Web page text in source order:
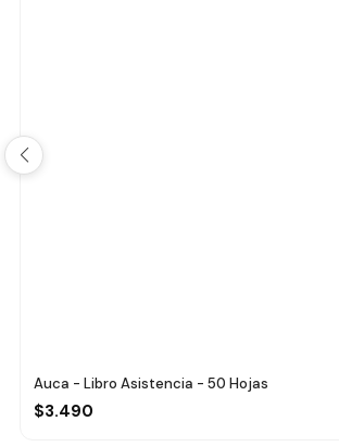
Auca - Libro Asistencia - 50 Hojas
$3.490